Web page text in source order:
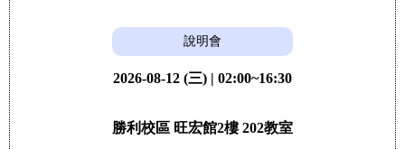
說明會
2026-08-12 (三) | 02:00~16:30
勝利校區 旺宏館2樓 202教室